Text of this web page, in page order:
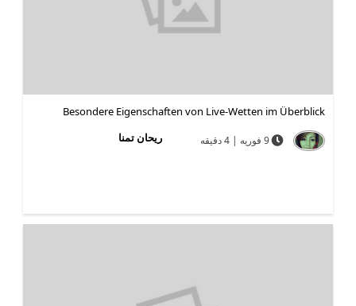
Besondere Eigenschaften von Live-Wetten im Überblick
ریحان تمنا
9 فوریه | 4 دقیقه